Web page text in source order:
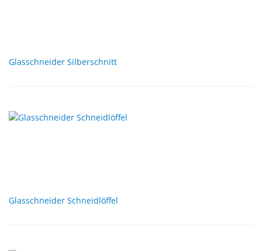
Glasschneider Silberschnitt
Glasschneider Schneidlöffel